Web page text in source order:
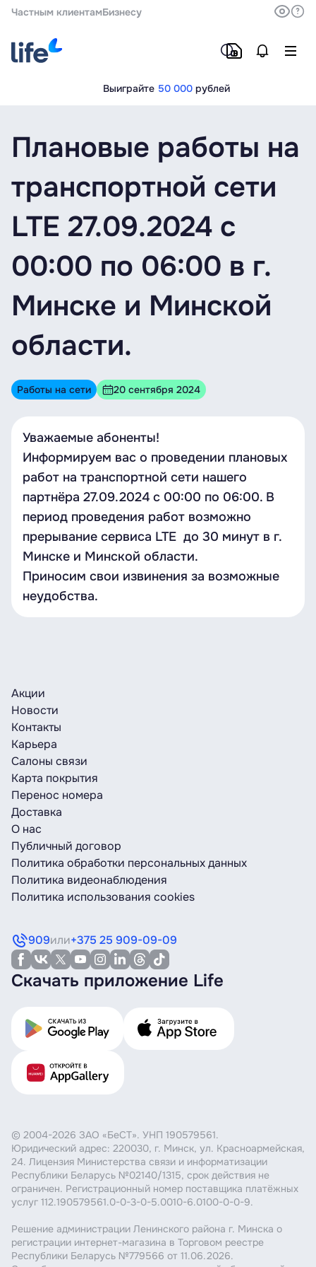
Частным клиентамБизнесу
Выиграйте 50 000 рублей
Плановые работы на
транспортной сети
LTE 27.09.2024 с
00:00 по 06:00 в г.
Минске и Минской
области.
Работы на сети 20 сентября 2024
Уважаемые абоненты!
Информируем вас о проведении плановых
работ на транспортной сети нашего
партнёра 27.09.2024 с 00:00 по 06:00. В
период проведения работ возможно
прерывание сервиса LTE до 30 минут в г.
Минске и Минской области.
Приносим свои извинения за возможные
неудобства.
Акции
Новости
Контакты
Карьера
Салоны связи
Карта покрытия
Перенос номера
Доставка
О нас
Публичный договор
Политика обработки персональных данных
Политика видеонаблюдения
Политика использования cookies
909или+375 25 909-09-09
Скачать приложение Life
© 2004-2026 ЗАО «БеСТ». УНП 190579561.
Юридический адрес: 220030, г. Минск, ул. Красноармейская,
24. Лицензия Министерства связи и информатизации
Республики Беларусь №02140/1315, срок действия не
ограничен. Регистрационный номер поставщика платёжных
услуг 112.190579561.0-0-3-0-5.0010-6.0100-0-0-9.
Решение администрации Ленинского района г. Минска о
регистрации интернет-магазина в Торговом реестре
Республики Беларусь №779566 от 11.06.2026.